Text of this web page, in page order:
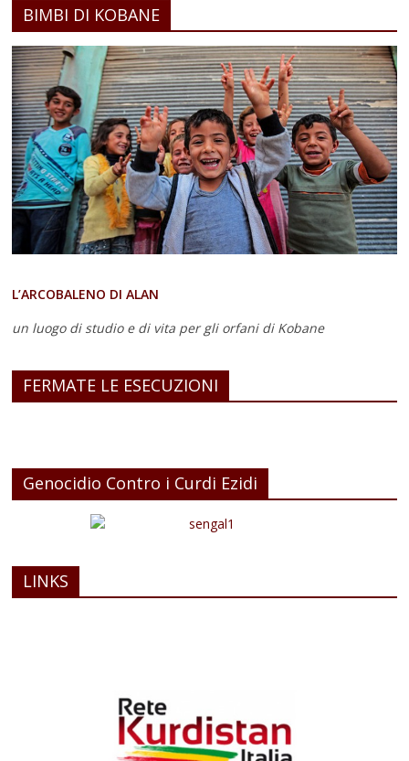
BIMBI DI KOBANE
L’ARCOBALENO DI ALAN
un luogo di studio e di vita per gli orfani di Kobane
FERMATE LE ESECUZIONI
Genocidio Contro i Curdi Ezidi
LINKS